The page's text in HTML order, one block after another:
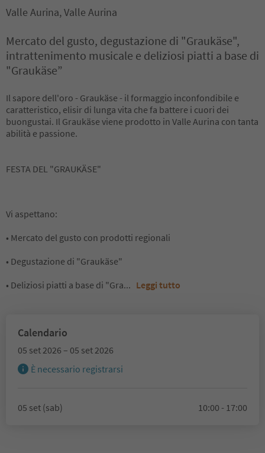
Valle Aurina, Valle Aurina
Mercato del gusto, degustazione di "Graukäse",
intrattenimento musicale e deliziosi piatti a base di
"Graukäse”
Il sapore dell'oro - Graukäse - il formaggio inconfondibile e
caratteristico, elisir di lunga vita che fa battere i cuori dei
buongustai. Il Graukäse viene prodotto in Valle Aurina con tanta
abilità e passione.
FESTA DEL "GRAUKÄSE"
Vi aspettano:
• Mercato del gusto con prodotti regionali
• Degustazione di "Graukäse"
• Deliziosi piatti a base di "Gra... Leggi tutto
Calendario
05 set 2026 – 05 set 2026
È necessario registrarsi
05 set (sab) 10:00 - 17:00